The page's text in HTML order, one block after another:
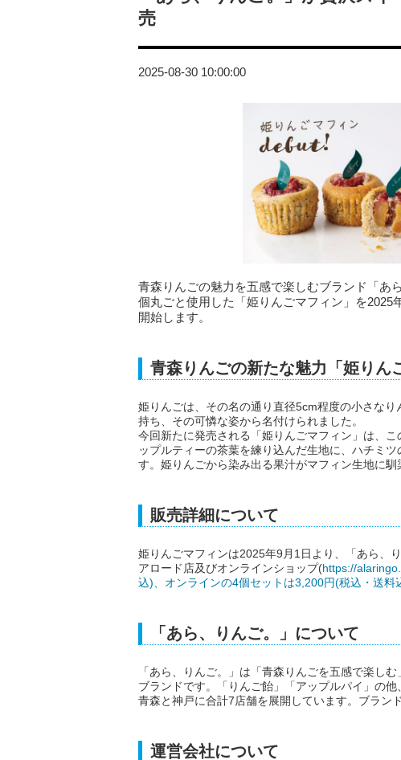
売
2025-08-30 10:00:00
青森りんごの魅力を五感で楽しむブランド「あ
個丸ごと使用した「姫りんごマフィン」を
開始します。
青森りんごの新たな魅力「姫りん
姫りんごは、その名の通り直径5cm程度の小さな
持ち、その可憐な姿から名付けられました。
今回新たに発売される「姫りんごマフィン」は、
ップルティーの茶葉を練り込んだ生地に、ハチミ
す。姫りんごから染み出る果汁がマフィン生地に馴
販売詳細について
姫りんごマフィンは2025年9月1日より、「あら、
アロード店及びオンラインショップ(https://
込)、オンラインの4個セットは3,200円(税込・送料
「あら、りんご。」について
「あら、りんご。」は「青森りんごを五感で楽し
ブランドです。「りんご飴」「アップルパイ」の
青森と神戸に合計7店舗を展開しています。ブラン
運営会社について